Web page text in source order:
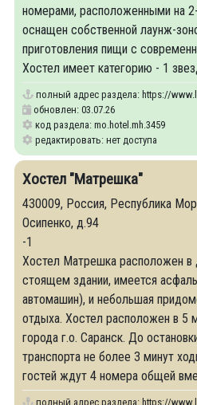
номерами, расположенными на
оснащен собственной лаунж-
приготовления пищи с
Хостел имеет категорию - 1
полный адрес раздела: https://
обновлен: 03.07.26
код раздела: mo.hotel.mh.3459
редактировать: нет доступа
Хостел "Матрешка"
430009, Россия, Республика
Осипенко, д.94
-1
Хостел Матрешка расположен в
стоящем здании, имеется
автомашин), и небольшая
отдыха. Хостел расположен в 5
города г.о. Саранск. До
транспорта не более 3 минут
гостей ждут 4 номера общей
полный адрес раздела: https://